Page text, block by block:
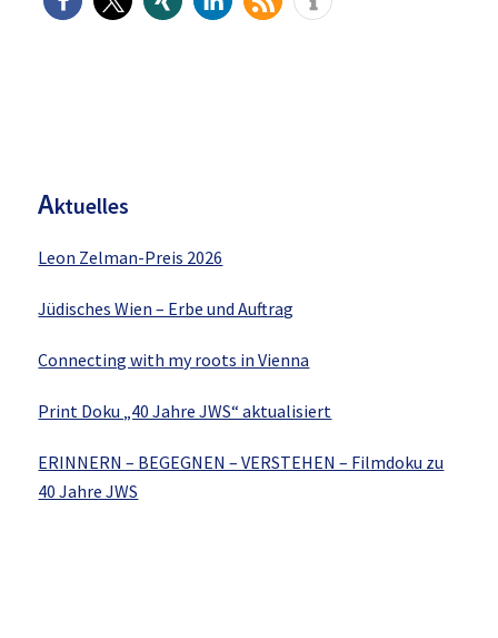
Aktuelles
Leon Zelman-Preis 2026
Jüdisches Wien – Erbe und Auftrag
Connecting with my roots in Vienna
Print Doku „40 Jahre JWS“ aktualisiert
ERINNERN – BEGEGNEN – VERSTEHEN – Filmdoku zu
40 Jahre JWS